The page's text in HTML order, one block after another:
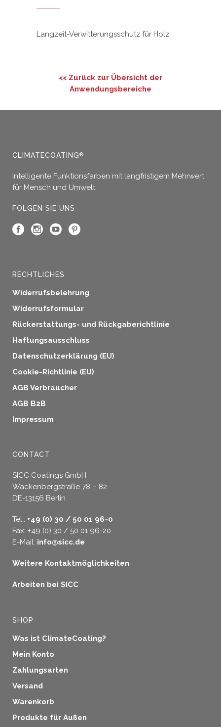
Langzeit-Verwitterungsschutz für Holz
<< Zurück zur Übersicht der
Anwendungsbereiche
CLIMATECOATING®
Intelligente Funktionsfarben mit langfristigem Mehrwert
für Mensch und Umwelt.
FOLGEN SIE UNS
RECHTLICHES
Widerrufsbelehrung
Widerrufsformular
Rückerstattungs- und Rückgaberichtlinie
Haftungsausschluss
Datenschutzerklärung (EU)
Cookie-Richtlinie (EU)
AGB Verbraucher
AGB B2B
Impressum
CONTACT
SICC Coatings GmbH
Wackenbergstraße 78 – 82
DE-13156 Berlin
Tel.: +49 (0) 30 / 50 01 96-0
Fax: +49 (0) 30 / 50 01 96-20
E-Mail: info@sicc.de
Weitere Kontaktmöglichkeiten
Arbeiten bei SICC
SHOP
Was ist ClimateCoating?
Mein Konto
Zahlungsarten
Versand
Warenkorb
Produkte für Außen